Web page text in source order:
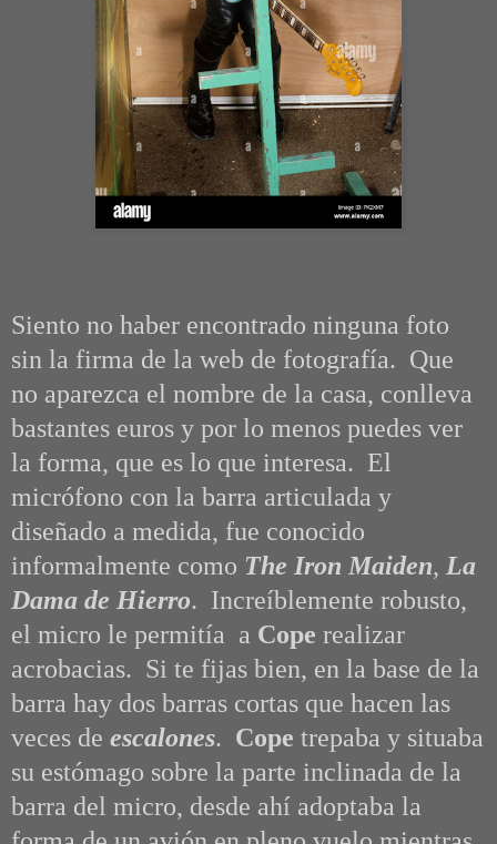
Siento no haber encontrado ninguna foto
sin la firma de la web de fotografía. Que
no aparezca el nombre de la casa, conlleva
bastantes euros y por lo menos puedes ver
la forma, que es lo que interesa. El
micrófono con la barra articulada y
diseñado a medida, fue conocido
informalmente como The Iron Maiden, La
Dama de Hierro. Increíblemente robusto,
el micro le permitía a Cope realizar
acrobacias. Si te fijas bien, en la base de la
barra hay dos barras cortas que hacen las
veces de escalones. Cope trepaba y situaba
su estómago sobre la parte inclinada de la
barra del micro, desde ahí adoptaba la